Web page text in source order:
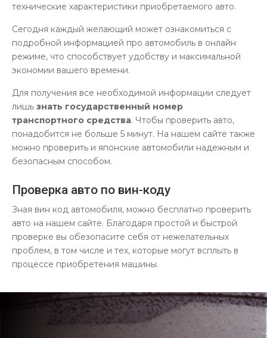
технические характеристики приобретаемого авто.
Сегодня каждый желающий может ознакомиться с
подробной информацией про автомобиль в онлайн
режиме, что способствует удобству и максимальной
экономии вашего времени.
Для получения все необходимой информации следует
лишь знать государственный номер
транспортного средства. Чтобы проверить авто,
понадобится не больше 5 минут. На нашем сайте также
можно проверить и японские автомобили надежным и
безопасным способом.
Проверка авто по вин-коду
Зная вин код автомобиля, можно бесплатно проверить
авто на нашем сайте. Благодаря простой и быстрой
проверке вы обезопасите себя от нежелательных
проблем, в том числе и тех, которые могут всплыть в
процессе приобретения машины.